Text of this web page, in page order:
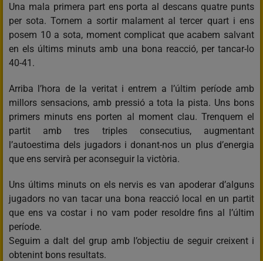
Una mala primera part ens porta al descans quatre punts
per sota. Tornem a sortir malament al tercer quart i ens
posem 10 a sota, moment complicat que acabem salvant
en els últims minuts amb una bona reacció, per tancar-lo
40-41.
Arriba l’hora de la veritat i entrem a l’últim període amb
millors sensacions, amb pressió a tota la pista. Uns bons
primers minuts ens porten al moment clau. Trenquem el
partit amb tres triples consecutius, augmentant
l’autoestima dels jugadors i donant-nos un plus d’energia
que ens servirà per aconseguir la victòria.
Uns últims minuts on els nervis es van apoderar d’alguns
jugadors no van tacar una bona reacció local en un partit
que ens va costar i no vam poder resoldre fins al l’últim
període.
Seguim a dalt del grup amb l’objectiu de seguir creixent i
obtenint bons resultats.